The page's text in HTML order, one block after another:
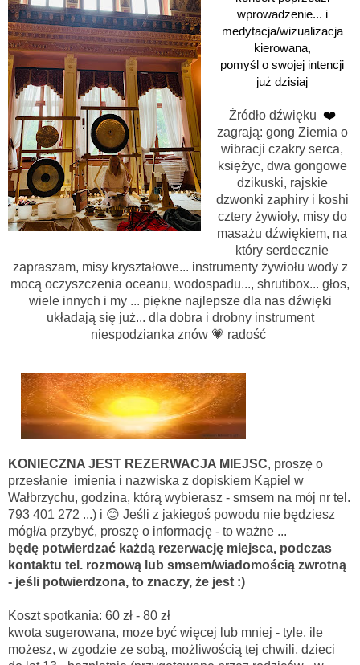
wprowadzenie... i
medytacja/wizualizacja
kierowana,
pomyśl o swojej intencji
już dzisiaj
Źródło dźwięku ❤️
zagrają: gong Ziemia o
wibracji czakry serca,
księżyc, dwa gongowe
dzikuski, rajskie
dzwonki zaphiry i koshi
cztery żywioły, misy do
masażu dźwiękiem, na
który serdecznie
zapraszam, misy kryształowe... instrumenty żywiołu wody z
mocą oczyszczenia oceanu, wodospadu..., shrutibox... głos,
wiele innych i my ... piękne najlepsze dla nas dźwięki
układają się już... dla dobra i drobny instrument
niespodzianka znów 💗 radość
KONIECZNA JEST REZERWACJA MIEJSC, proszę o
przesłanie imienia i nazwiska z dopiskiem Kąpiel w
Wałbrzychu, godzina, którą wybierasz - smsem na mój nr tel.
793 401 272 ...) i 😊 Jeśli z jakiegoś powodu nie będziesz
mógł/a przybyć, proszę o informację - to ważne ...
będę potwierdzać każdą rezerwację miejsca, podczas
kontaktu tel. rozmową lub smsem/wiadomością zwrotną
- jeśli potwierdzona, to znaczy, że jest :)
Koszt spotkania: 60 zł - 80 zł
kwota sugerowana, moze być więcej lub mniej - tyle, ile
możesz, w zgodzie ze sobą, możliwością tej chwili, dzieci